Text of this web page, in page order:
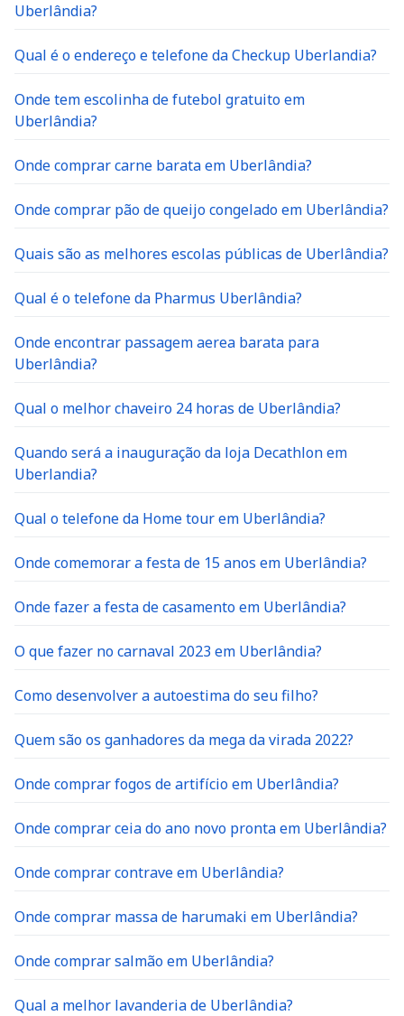
Uberlândia?
Qual é o endereço e telefone da Checkup Uberlandia?
Onde tem escolinha de futebol gratuito em
Uberlândia?
Onde comprar carne barata em Uberlândia?
Onde comprar pão de queijo congelado em Uberlândia?
Quais são as melhores escolas públicas de Uberlândia?
Qual é o telefone da Pharmus Uberlândia?
Onde encontrar passagem aerea barata para
Uberlândia?
Qual o melhor chaveiro 24 horas de Uberlândia?
Quando será a inauguração da loja Decathlon em
Uberlandia?
Qual o telefone da Home tour em Uberlândia?
Onde comemorar a festa de 15 anos em Uberlândia?
Onde fazer a festa de casamento em Uberlândia?
O que fazer no carnaval 2023 em Uberlândia?
Como desenvolver a autoestima do seu filho?
Quem são os ganhadores da mega da virada 2022?
Onde comprar fogos de artifício em Uberlândia?
Onde comprar ceia do ano novo pronta em Uberlândia?
Onde comprar contrave em Uberlândia?
Onde comprar massa de harumaki em Uberlândia?
Onde comprar salmão em Uberlândia?
Qual a melhor lavanderia de Uberlândia?